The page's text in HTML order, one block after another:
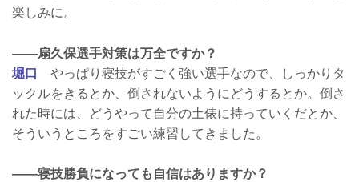
楽しみに。
——扇久保選手対策は万全ですか？
堀口
やっぱり寝技がすごく強い選手なので、しっかりタ
ックルをきるとか、倒されないようにどうするとか。倒さ
れた時には、どうやって自分の土俵に持っていくだとか、
そういうところをすごい練習してきました。
——寝技勝負になっても自信はありますか？